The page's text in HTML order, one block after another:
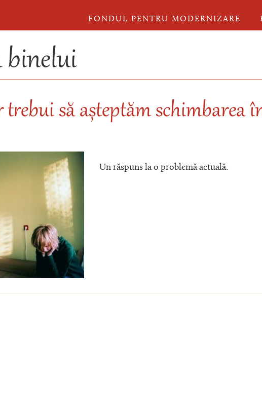
FONDUL PENTRU MODERNIZARE
binelui
trebui să așteptăm schimbarea
Un răspuns la o problemă actuală.